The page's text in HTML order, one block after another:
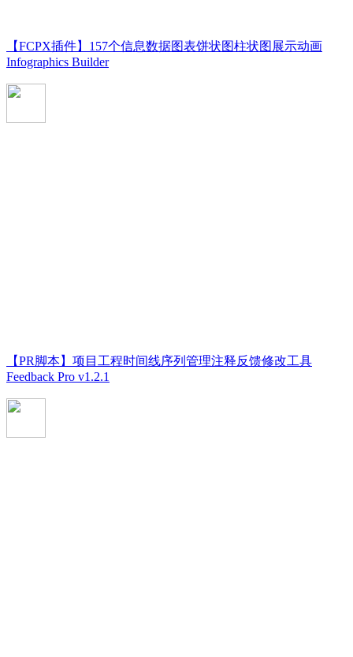
【FCPX插件】157个信息数据图表饼状图柱状图展示动画
Infographics Builder
【PR脚本】项目工程时间线序列管理注释反馈修改工具
Feedback Pro v1.2.1